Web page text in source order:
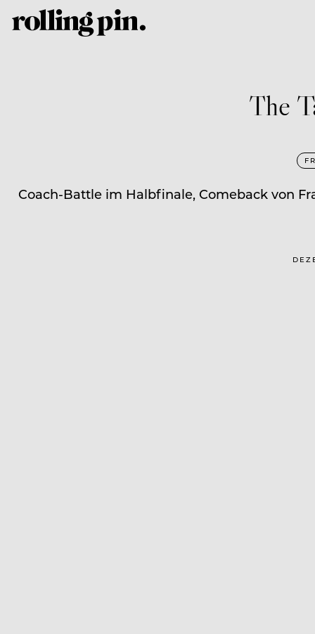
The
Coach-Battle im Halbfinale, Comeback von